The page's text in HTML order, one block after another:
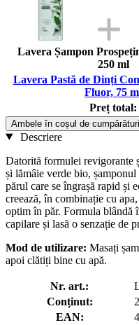
Lavera Șampon
250 ml
Lavera Pastă de Dinți
Fluor, 75
Preț total:
Ambele în coșul de cumpărături
Descriere
Datorită formulei revigorante
și lămâie verde bio,
părul care se îngrașă rapid și
creează, în combinație cu
optim în păr. Formula blândă
capilare și lasă o senzație de
Mod de utilizare: Masați
apoi clătiți bine cu apă.
Nr. art.:
Conținut:
EAN: